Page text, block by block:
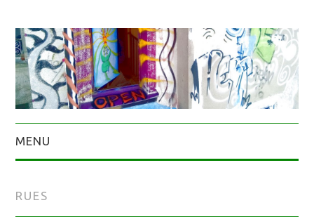
MENU
RUES